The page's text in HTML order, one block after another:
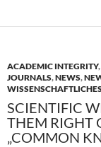
o n
ACADEMIC INTEGRITY,
JOURNALS,NEWS,
SCIENTIFIC
THEM RIGHT
„COMMON